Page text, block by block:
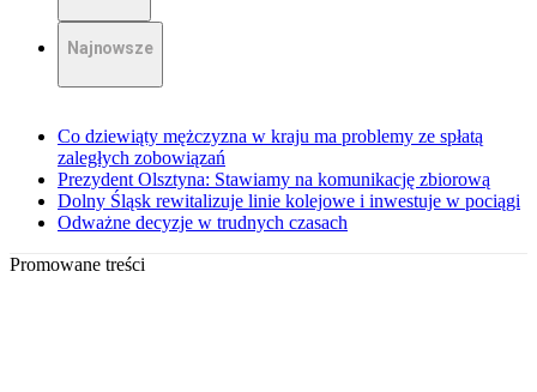
Najnowsze
Co dziewiąty mężczyzna w kraju ma problemy ze spłatą
zaległych zobowiązań
Prezydent Olsztyna: Stawiamy na komunikację zbiorową
Dolny Śląsk rewitalizuje linie kolejowe i inwestuje w pociągi
Odważne decyzje w trudnych czasach
Promowane treści